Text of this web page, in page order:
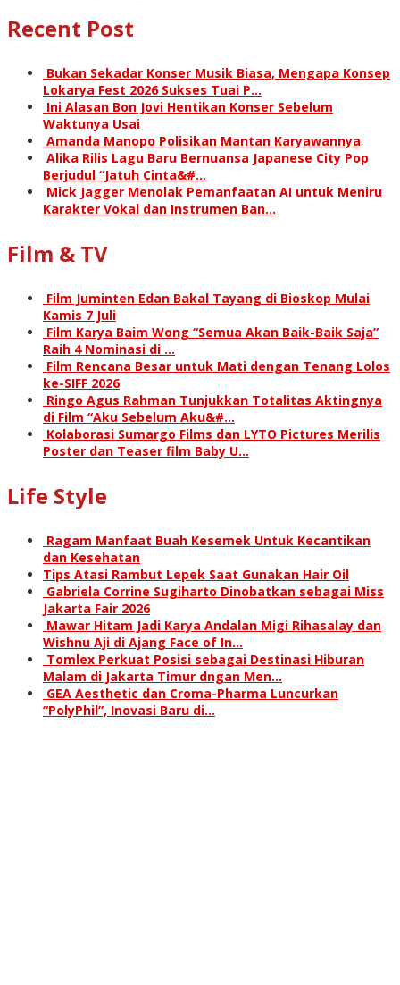
Recent Post
Bukan Sekadar Konser Musik Biasa, Mengapa Konsep
Lokarya Fest 2026 Sukses Tuai P…
Ini Alasan Bon Jovi Hentikan Konser Sebelum
Waktunya Usai
Amanda Manopo Polisikan Mantan Karyawannya
Alika Rilis Lagu Baru Bernuansa Japanese City Pop
Berjudul “Jatuh Cinta&#…
Mick Jagger Menolak Pemanfaatan AI untuk Meniru
Karakter Vokal dan Instrumen Ban…
Film & TV
Film Juminten Edan Bakal Tayang di Bioskop Mulai
Kamis 7 Juli
Film Karya Baim Wong “Semua Akan Baik-Baik Saja”
Raih 4 Nominasi di …
Film Rencana Besar untuk Mati dengan Tenang Lolos
ke-SIFF 2026
Ringo Agus Rahman Tunjukkan Totalitas Aktingnya
di Film “Aku Sebelum Aku&#…
Kolaborasi Sumargo Films dan LYTO Pictures Merilis
Poster dan Teaser film Baby U…
Life Style
Ragam Manfaat Buah Kesemek Untuk Kecantikan
dan Kesehatan
Tips Atasi Rambut Lepek Saat Gunakan Hair Oil
Gabriela Corrine Sugiharto Dinobatkan sebagai Miss
Jakarta Fair 2026
Mawar Hitam Jadi Karya Andalan Migi Rihasalay dan
Wishnu Aji di Ajang Face of In…
Tomlex Perkuat Posisi sebagai Destinasi Hiburan
Malam di Jakarta Timur dngan Men…
GEA Aesthetic dan Croma-Pharma Luncurkan
“PolyPhil”, Inovasi Baru di…